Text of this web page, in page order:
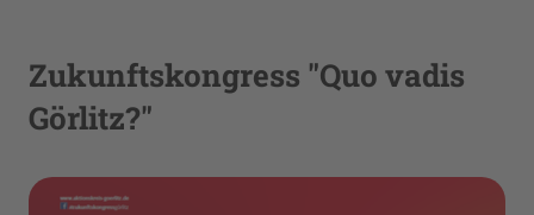
Zukunftskongress "Quo vadis
Görlitz?"